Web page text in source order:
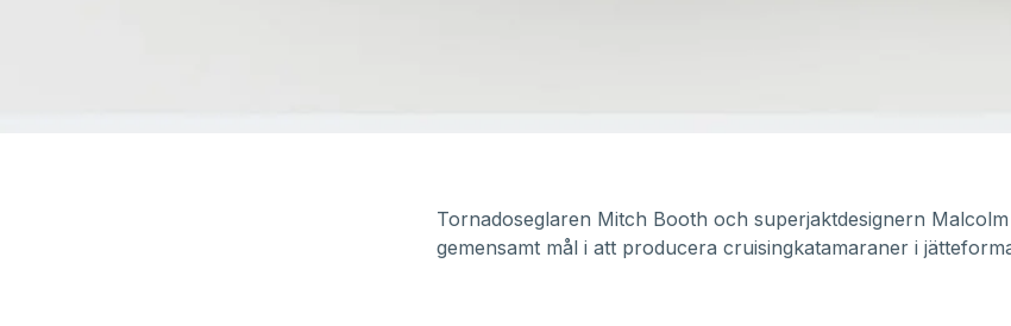
Tornadoseglaren Mitch Booth och superjaktdesignern
gemensamt mål i att producera cruisingkatamaraner i